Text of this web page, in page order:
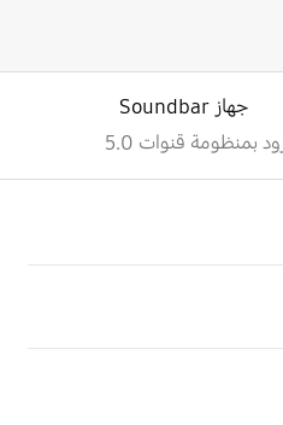
جهاز Soundbar